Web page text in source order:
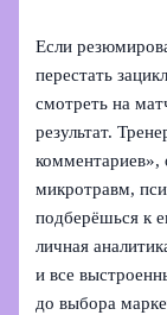
Если
перестать
смотреть на
результат.
комментариев»,
микротравм,
подберёшься к
личная
и все
до выбора